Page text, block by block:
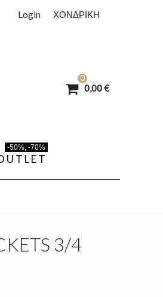
ΧΟΝΔΡΙΚΗ
Login
0
0,00 €
U T L E T
-50%, -70%
3/4